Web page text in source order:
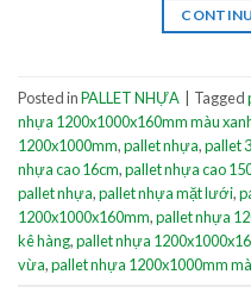
Posted inPALLET NHỰA | Tagged
nhựa 1200x1000x160mm màu
1200x1000mm,pallet nhựa,pallet
nhựa cao 16cm,pallet nhựa cao
pallet nhựa,pallet nhựa mặt lưới,
1200x1000x160mm,pallet nhựa
kê hàng,pallet nhựa
vừa,pallet nhựa 1200x1000mm